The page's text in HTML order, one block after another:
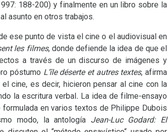
188-200) y finalmente en un libro sobre la
asunto en otros trabajos.
ese punto de vista el cine o el audiovisual en
les filmes, donde defiende la idea de que el
a través de un discurso de imágenes y
póstumo L’île déserte et autres textes, afirma
cine, es decir, hicieron pensar al cine con la
la escritura verbal. La idea de filme-ensayo
en varios textos de Philippe Dubois
modo, la antología Jean-Luc Godard: El